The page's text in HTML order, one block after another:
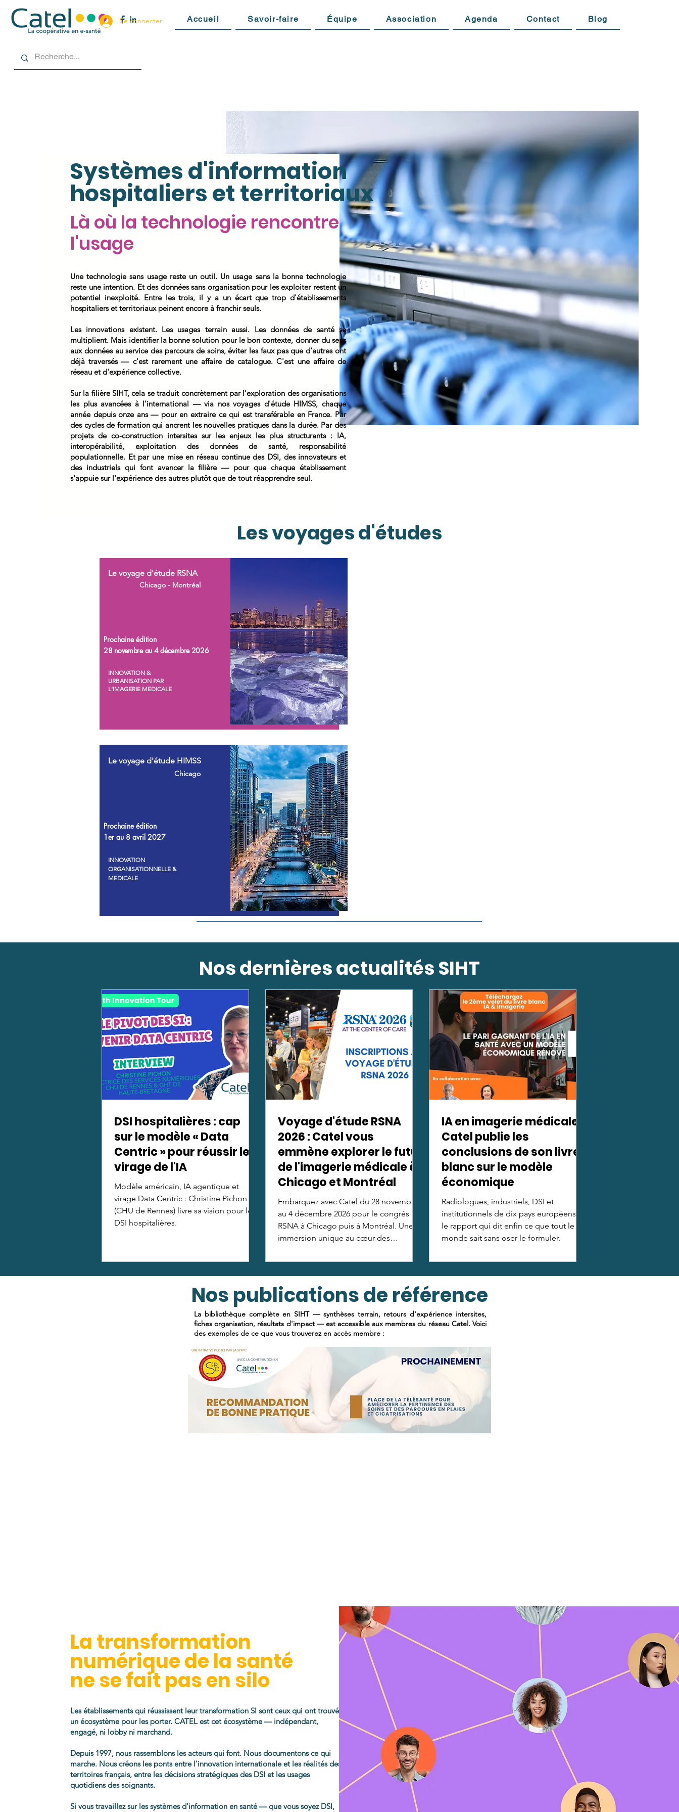
Se connecter Accueil Savoir-faire Équipe Association Agenda Contact Blog
Systèmes d'information
hospitaliers et territoriaux
Là où la technologie rencontre
l'usage
Une technologie sans usage reste un outil. Un usage sans la bonne technologie
reste une intention. Et des données sans organisation pour les exploiter restent un
potentiel inexploité. Entre les trois, il y a un écart que trop d'établissements
hospitaliers et territoriaux peinent encore à franchir seuls.
Les innovations existent. Les usages terrain aussi. Les données de santé se
multiplient. Mais identifier la bonne solution pour le bon contexte, donner du sens
aux données au service des parcours de soins, éviter les faux pas que d'autres ont
déjà traversés — c'est rarement une affaire de catalogue. C'est une affaire de
réseau et d'expérience collective.
Sur la filière SIHT, cela se traduit concrètement par l'exploration des organisations
les plus avancées à l'international — via nos voyages d'étude HIMSS, chaque
année depuis onze ans — pour en extraire ce qui est transférable en France. Par
des cycles de formation qui ancrent les nouvelles pratiques dans la durée. Par des
projets de co-construction intersites sur les enjeux les plus structurants : IA,
interopérabilité, exploitation des données de santé, responsabilité
populationnelle. Et par une mise en réseau continue des DSI, des innovateurs et
des industriels qui font avancer la filière — pour que chaque établissement
s'appuie sur l'expérience des autres plutôt que de tout réapprendre seul.
Les voyages d'études
Le voyage d'étude RSNA
Chicago - Montréal
Prochaine édition
28 novembre au 4 décembre 2026
INNOVATION &
URBANISATION PAR
L'IMAGERIE MEDICALE
Le voyage d'étude HIMSS
Chicago
Prochaine édition
1er au 8 avril 2027
INNOVATION
ORGANISATIONNELLE &
MEDICALE
DSI hospitalières : cap
sur le modèle « Data
Centric » pour réussir le
virage de l'IA
Modèle américain, IA agentique et
virage Data Centric : Christine Pichon
(CHU de Rennes) livre sa vision pour les
DSI hospitalières.
Voyage d'étude RSNA
2026 : Catel vous
emmène explorer le futur
de l'imagerie médicale à
Chicago et Montréal
Embarquez avec Catel du 28 novembre
au 4 décembre 2026 pour le congrès
RSNA à Chicago puis à Montréal. Une
immersion unique au cœur des
pour décrypter le futur de l'imagerie
médicale. Places limitées à 25
participants !
IA en imagerie médicale :
Catel publie les
conclusions de son livre
blanc sur le modèle
économique
Radiologues, industriels, DSI et
institutionnels de dix pays européens :
le rapport qui dit enfin ce que tout le
monde sait sans oser le formuler.
Nos dernières actualités SIHT
Nos publications de référence
La bibliothèque complète en SIHT — synthèses terrain, retours d'expérience intersites,
fiches organisation, résultats d'impact — est accessible aux membres du réseau Catel. Voici
des exemples de ce que vous trouverez en accès membre :
La transformation
numérique de la santé
ne se fait pas en silo
Les établissements qui réussissent leur transformation SI sont ceux qui ont trouvé
un écosystème pour les porter. CATEL est cet écosystème — indépendant,
engagé, ni lobby ni marchand.
Depuis 1997, nous rassemblons les acteurs qui font. Nous documentons ce qui
marche. Nous créons les ponts entre l'innovation internationale et les réalités des
territoires français, entre les décisions stratégiques des DSI et les usages
quotidiens des soignants.
Si vous travaillez sur les systèmes d'information en santé — que vous soyez DSI,